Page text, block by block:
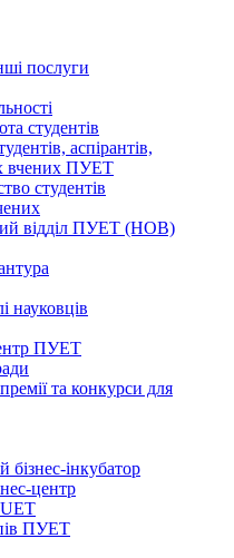
послуги
студентів
аспірантів,
вчених ПУЕТ
студентів
відділ ПУЕТ (НОВ)
науковців
ПУЕТ
та конкурси для
інкубатор
центр
ПУЕТ